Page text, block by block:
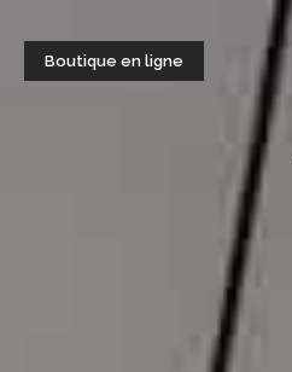
Boutique en ligne